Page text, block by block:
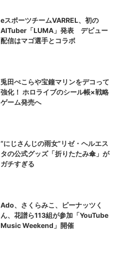
eスポーツチームVARREL、初の
AITuber「LUMA」発表 デビュー
配信はマゴ選手とコラボ
兎田ぺこらや宝鐘マリンをデコって
強化！ ホロライブのシール帳×戦略
ゲーム発売へ
“にじさんじの雨女”リゼ・ヘルエス
タの公式グッズ「折りたたみ傘」が
ガチすぎる
Ado、さくらみこ、ピーナッツく
ん、花譜ら113組が参加「YouTube
Music Weekend」開催